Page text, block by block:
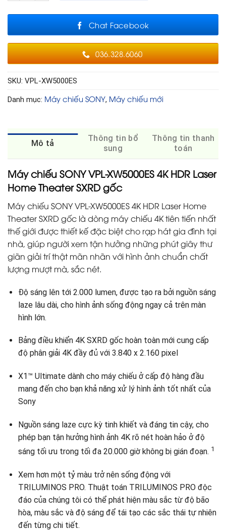
Chat Facebook
036.328.6060
SKU: VPL-XW5000ES
Danh mục: Máy chiếu SONY, Máy chiếu mới
Mô tả
Thông tin bổ
sung
Thông tin thanh
toán
Máy chiếu SONY VPL-XW5000ES 4K HDR Laser
Home Theater SXRD gốc
Máy chiếu SONY VPL-XW5000ES 4K HDR Laser Home
Theater SXRD gốc là dòng máy chiếu 4K tiên tiến nhất
thế giới được thiết kế đặc biệt cho rạp hát gia đình tại
nhà, giúp người xem tận hưởng những phút giây thư
giãn giải trí thật mãn nhãn với hình ảnh chuẩn chất
lượng mượt mà, sắc nét.
Độ sáng lên tới 2.000 lumen, được tạo ra bởi nguồn sáng
laze lâu dài, cho hình ảnh sống động ngay cả trên màn
hình lớn.
Bảng điều khiển 4K SXRD gốc hoàn toàn mới cung cấp
độ phân giải 4K đầy đủ với 3.840 x 2.160 pixel
X1™ Ultimate dành cho máy chiếu ở cấp độ hàng đầu
mang đến cho bạn khả năng xử lý hình ảnh tốt nhất của
Sony
Nguồn sáng laze cực kỳ tinh khiết và đáng tin cậy, cho
phép bạn tận hưởng hình ảnh 4K rõ nét hoàn hảo ở độ
sáng tối ưu trong tối đa 20.000 giờ không bị gián đoạn. 1
Xem hơn một tỷ màu trở nên sống động với
TRILUMINOS PRO. Thuật toán TRILUMINOS PRO độc
đáo của chúng tôi có thể phát hiện màu sắc từ độ bão
hòa, màu sắc và độ sáng để tái tạo các sắc thái tự nhiên
đến từng chi tiết.